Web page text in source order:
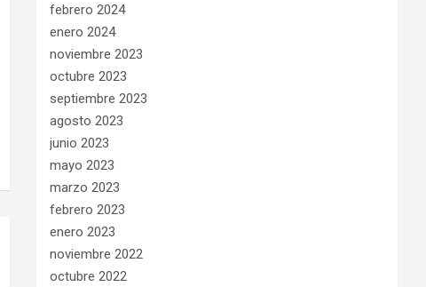
febrero 2024
enero 2024
noviembre 2023
octubre 2023
septiembre 2023
agosto 2023
junio 2023
mayo 2023
marzo 2023
febrero 2023
enero 2023
noviembre 2022
octubre 2022